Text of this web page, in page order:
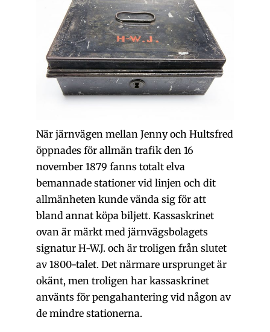
När järnvägen mellan Jenny och Hultsfred
öppnades för allmän trafik den 16
november 1879 fanns totalt elva
bemannade stationer vid linjen och dit
allmänheten kunde vända sig för att
bland annat köpa biljett. Kassaskrinet
ovan är märkt med järnvägsbolagets
signatur H-W.J. och är troligen från slutet
av 1800-talet. Det närmare ursprunget är
okänt, men troligen har kassaskrinet
använts för pengahantering vid någon av
de mindre stationerna.